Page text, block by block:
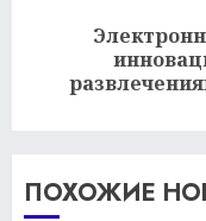
Следующая
запись:
ПОХОЖИЕ